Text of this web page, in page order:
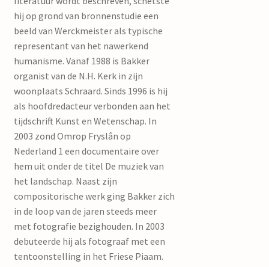
hij op grond van bronnenstudie een
beeld van Werckmeister als typische
representant van het nawerkend
humanisme. Vanaf 1988 is Bakker
organist van de N.H. Kerk in zijn
woonplaats Schraard. Sinds 1996 is hij
als hoofdredacteur verbonden aan het
tijdschrift Kunst en Wetenschap. In
2003 zond Omrop Fryslân op
Nederland 1 een documentaire over
hem uit onder de titel De muziek van
het landschap. Naast zijn
compositorische werk ging Bakker zich
in de loop van de jaren steeds meer
met fotografie bezighouden. In 2003
debuteerde hij als fotograaf met een
tentoonstelling in het Friese Piaam.